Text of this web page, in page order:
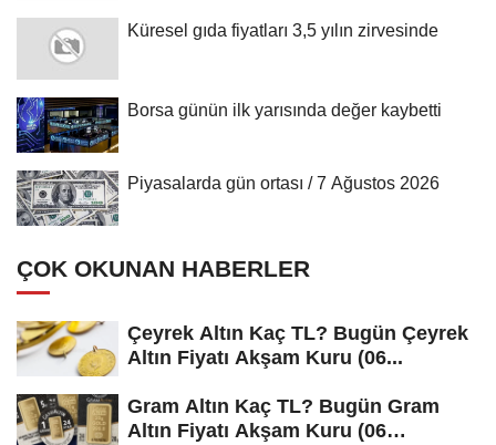
Küresel gıda fiyatları 3,5 yılın zirvesinde
Borsa günün ilk yarısında değer kaybetti
Piyasalarda gün ortası / 7 Ağustos 2026
ÇOK OKUNAN HABERLER
Çeyrek Altın Kaç TL? Bugün Çeyrek
Altın Fiyatı Akşam Kuru (06...
Gram Altın Kaç TL? Bugün Gram
Altın Fiyatı Akşam Kuru (06